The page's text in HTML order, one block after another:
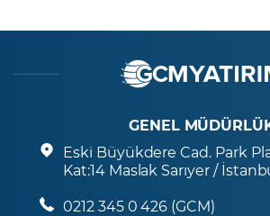
GENEL
Eski Büyükdere Cad. Park
Kat:14 Maslak Sarıyer /
0212 345 0 426 (GCM)